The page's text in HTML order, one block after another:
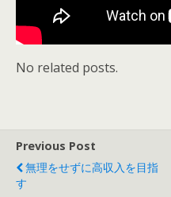
No related posts.
Previous Post
無理をせずに高収入を目指
す